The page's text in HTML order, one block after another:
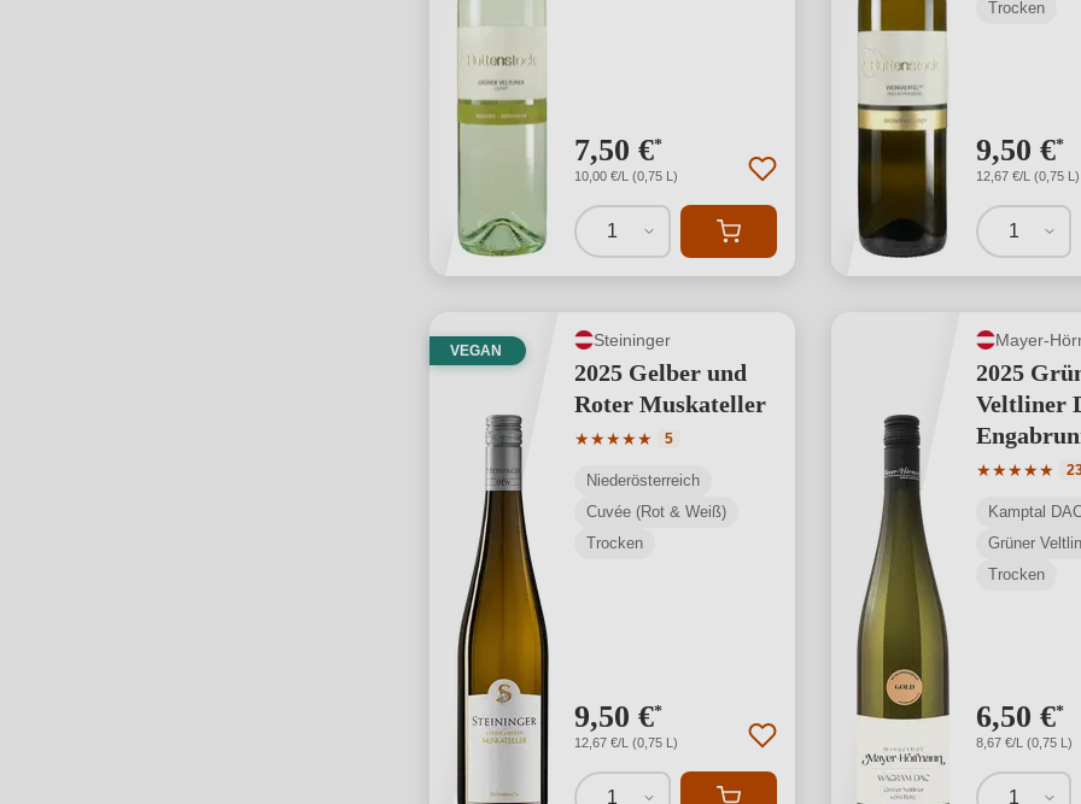
7,50 €*
10,00 €/L (0,75 L)
1
Trocken
9,50 €*
12,67 €/L (0,75 L)
1
VEGAN
Steininger
2025 Gelber und
Roter Muskateller
★★★★★
Durchschnittliche Bewertung von 5 von 5 Sternen
5
Niederösterreich
Cuvée (Rot & Weiß)
Trocken
9,50 €*
12,67 €/L (0,75 L)
1
Mayer-
2025
Veltliner
★★★★★
Kamptal
Grüner
Trocken
6,50 €*
8,67 €/L (0,75 L)
1